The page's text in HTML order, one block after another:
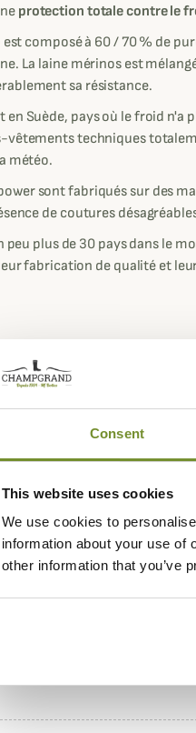
Consent
This website uses cookies
We use cookies to
information about your use of
other information that you’ve
protection totale contre le
est composé à 60 / 70 % de
La laine mérinos est
sa résistance.
Suède, pays où le froid n'a
vêtements techniques
météo.
sont fabriqués sur des
de coutures
peu plus de 30 pays dans le
fabrication de qualité et
aussi
200G